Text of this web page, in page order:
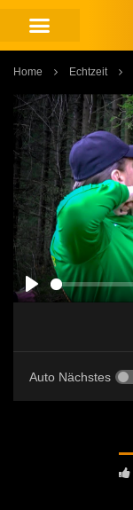
Home Echtzeit
PLAY
Auto Nächstes